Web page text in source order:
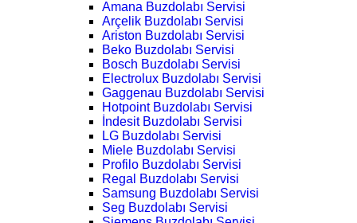
Amana Buzdolabı Servisi
Arçelik Buzdolabı Servisi
Ariston Buzdolabı Servisi
Beko Buzdolabı Servisi
Bosch Buzdolabı Servisi
Electrolux Buzdolabı Servisi
Gaggenau Buzdolabı Servisi
Hotpoint Buzdolabı Servisi
İndesit Buzdolabı Servisi
LG Buzdolabı Servisi
Miele Buzdolabı Servisi
Profilo Buzdolabı Servisi
Regal Buzdolabı Servisi
Samsung Buzdolabı Servisi
Seg Buzdolabı Servisi